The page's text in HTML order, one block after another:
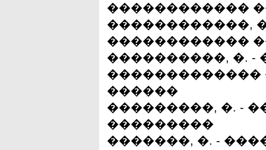
������������
������������,
������������
����������, �. -
������
���������, �. -
���������
�������, �. -